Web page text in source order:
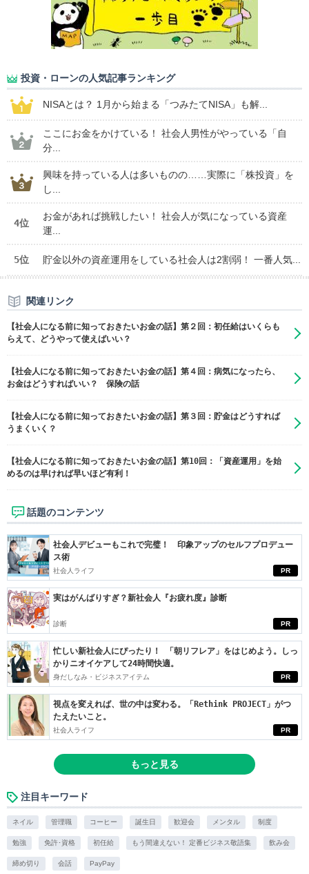
投資・ローンの人気記事ランキング
NISAとは？ 1月から始まる「つみたてNISA」も解...
ここにお金をかけている！ 社会人男性がやっている「自
分...
興味を持っている人は多いものの……実際に「株投資」を
し...
4位
お金があれば挑戦したい！ 社会人が気になっている資産
運...
5位 貯金以外の資産運用をしている社会人は2割弱！ 一番人気...
関連リンク
【社会人になる前に知っておきたいお金の話】第２回：初任給はいくらも
らえて、どうやって使えばいい？
【社会人になる前に知っておきたいお金の話】第４回：病気になったら、
お金はどうすればいい？ 保険の話
【社会人になる前に知っておきたいお金の話】第３回：貯金はどうすれば
うまくいく？
【社会人になる前に知っておきたいお金の話】第10回：「資産運用」を始
めるのは早ければ早いほど有利！
話題のコンテンツ
PR
社会人デビューもこれで完璧！ 印象アップのセルフプロデュー
ス術
社会人ライフ
PR
実はがんばりすぎ？新社会人『お疲れ度』診断
診断
PR
忙しい新社会人にぴったり！ 「朝リフレア」をはじめよう。しっ
かりニオイケアして24時間快適。
身だしなみ・ビジネスアイテム
PR
視点を変えれば、世の中は変わる。「Rethink PROJECT」がつ
たえたいこと。
社会人ライフ
もっと見る
注目キーワード
ネイル 管理職 コーヒー 誕生日 歓迎会 メンタル 制度
勉強 免許･資格 初任給 もう間違えない！ 定番ビジネス敬語集 飲み会
締め切り 会話 PayPay